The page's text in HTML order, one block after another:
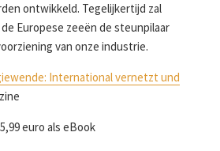
ontwikkeld. Tegelijkertijd zal
Europese zeeën de steunpilaar
van onze industrie.
International vernetzt und
5,99 euro als eBook